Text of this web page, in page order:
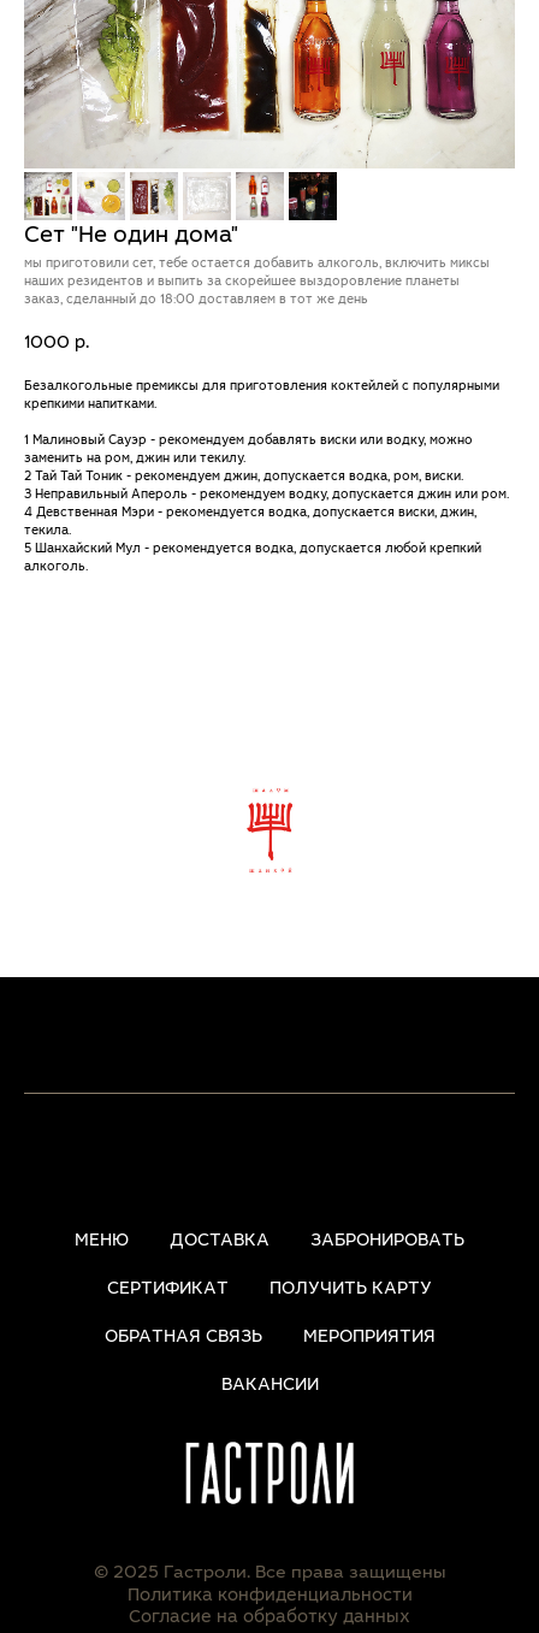
Сет "Не один дома"
мы приготовили сет, тебе остается добавить алкоголь, включить миксы
наших резидентов и выпить за скорейшее выздоровление планеты
заказ, сделанный до 18:00 доставляем в тот же день
1000 р.
Безалкогольные премиксы для приготовления коктейлей с популярными
крепкими напитками.
1 Малиновый Сауэр - рекомендуем добавлять виски или водку, можно
заменить на ром, джин или текилу.
2 Тай Тай Тоник - рекомендуем джин, допускается водка, ром, виски.
3 Неправильный Апероль - рекомендуем водку, допускается джин или ром.
4 Девственная Мэри - рекомендуется водка, допускается виски, джин,
текила.
5 Шанхайский Мул - рекомендуется водка, допускается любой крепкий
алкоголь.
МЕНЮ ДОСТАВКА ЗАБРОНИРОВАТЬ
СЕРТИФИКАТ ПОЛУЧИТЬ КАРТУ
ОБРАТНАЯ СВЯЗЬ МЕРОПРИЯТИЯ
ВАКАНСИИ
© 2025 Гастроли. Все права защищены
Политика конфиденциальности
Согласие на обработку данных